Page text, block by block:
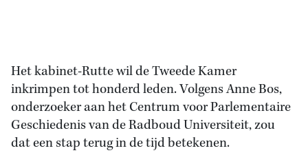
Het kabinet-Rutte wil de Tweede Kamer
inkrimpen tot honderd leden. Volgens Anne Bos,
onderzoeker aan het Centrum voor Parlementaire
Geschiedenis van de Radboud Universiteit, zou
dat een stap terug in de tijd betekenen.